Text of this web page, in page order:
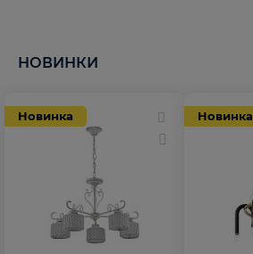
НОВИНКИ
Новинка Новинка